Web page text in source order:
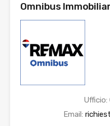
Omnibus
Ufficio:
Email: